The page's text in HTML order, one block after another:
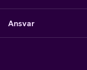
Ansvar